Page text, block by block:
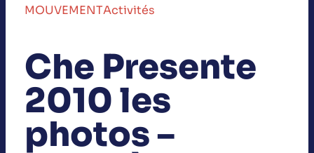
MOUVEMENTActivités
Che Presente
2010 les
photos –